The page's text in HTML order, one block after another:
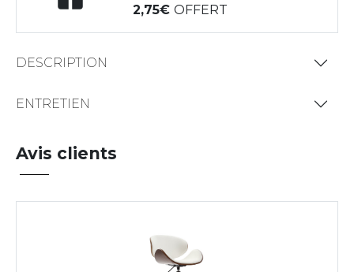
2,75OFFERT
DESCRIPTION
ENTRETIEN
Avis clients